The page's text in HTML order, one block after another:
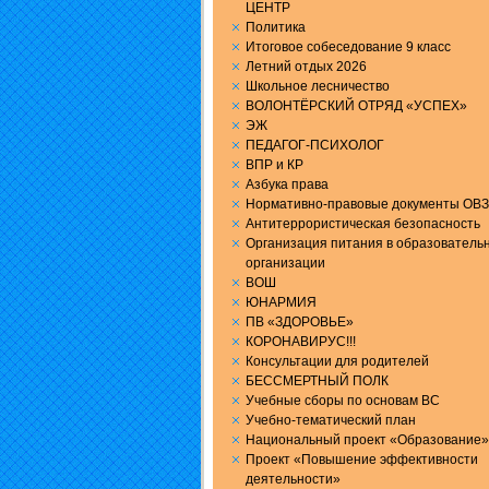
ЦЕНТР
Политика
Итоговое собеседование 9 класс
Летний отдых 2026
Школьное лесничество
ВОЛОНТЁРСКИЙ ОТРЯД «УСПЕХ»
ЭЖ
ПЕДАГОГ-ПСИХОЛОГ
ВПР и КР
Aзбука права
Нормативно-правовые документы ОВЗ
Антитеррористическая безопасность
Организация питания в
организации
ВОШ
ЮНАРМИЯ
ПВ «ЗДОРОВЬЕ»
КОРОНАВИРУС!!!
Консультации для родителей
БЕССМЕРТНЫЙ ПОЛК
Учебные сборы по основам ВС
Учебно-тематический план
Национальный проект «Образование»
Проект «Повышение эффективности
деятельности»